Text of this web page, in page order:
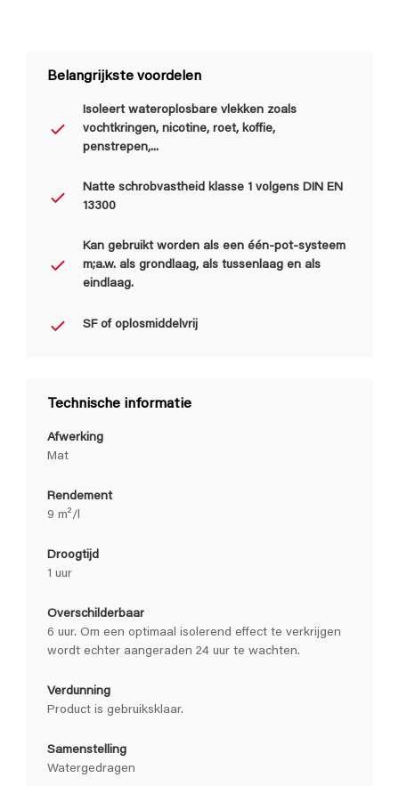
Belangrijkste voordelen
Isoleert wateroplosbare vlekken zoals
vochtkringen, nicotine, roet, koffie,
penstrepen,...
Natte schrobvastheid klasse 1 volgens DIN EN
13300
Kan gebruikt worden als een één-pot-systeem
m;a.w. als grondlaag, als tussenlaag en als
eindlaag.
SF of oplosmiddelvrij
Technische informatie
Afwerking
Mat
Rendement
9 m²/l
Droogtijd
1 uur
Overschilderbaar
6 uur. Om een optimaal isolerend effect te verkrijgen
wordt echter aangeraden 24 uur te wachten.
Verdunning
Product is gebruiksklaar.
Samenstelling
Watergedragen